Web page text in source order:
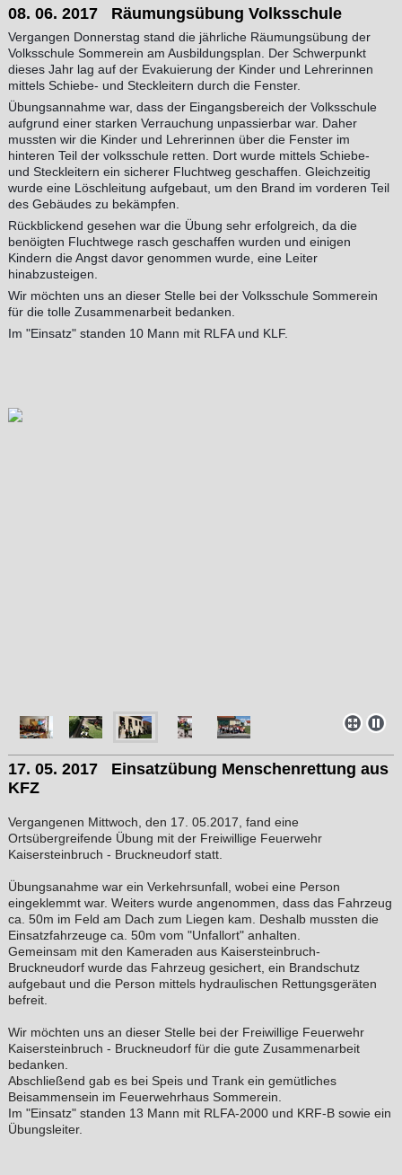
08. 06. 2017 Räumungsübung Volksschule
Vergangen Donnerstag stand die jährliche Räumungsübung der
Volksschule Sommerein am Ausbildungsplan. Der Schwerpunkt
dieses Jahr lag auf der Evakuierung der Kinder und Lehrerinnen
mittels Schiebe- und Steckleitern durch die Fenster.
Übungsannahme war, dass der Eingangsbereich der Volksschule
aufgrund einer starken Verrauchung unpassierbar war. Daher
mussten wir die Kinder und Lehrerinnen über die Fenster im
hinteren Teil der volksschule retten. Dort wurde mittels Schiebe-
und Steckleitern ein sicherer Fluchtweg geschaffen. Gleichzeitig
wurde eine Löschleitung aufgebaut, um den Brand im vorderen Teil
des Gebäudes zu bekämpfen.
Rückblickend gesehen war die Übung sehr erfolgreich, da die
benöigten Fluchtwege rasch geschaffen wurden und einigen
Kindern die Angst davor genommen wurde, eine Leiter
hinabzusteigen.
Wir möchten uns an dieser Stelle bei der Volksschule Sommerein
für die tolle Zusammenarbeit bedanken.
Im "Einsatz" standen 10 Mann mit RLFA und KLF.
17. 05. 2017 Einsatzübung Menschenrettung aus
KFZ
Vergangenen Mittwoch, den 17. 05.2017, fand eine
Ortsübergreifende Übung mit der Freiwillige Feuerwehr
Kaisersteinbruch - Bruckneudorf statt.
Übungsanahme war ein Verkehrsunfall, wobei eine Person
eingeklemmt war. Weiters wurde angenommen, dass das Fahrzeug
ca. 50m im Feld am Dach zum Liegen kam. Deshalb mussten die
Einsatzfahrzeuge ca. 50m vom "Unfallort" anhalten.
Gemeinsam mit den Kameraden aus Kaisersteinbruch-
Bruckneudorf wurde das Fahrzeug gesichert, ein Brandschutz
aufgebaut und die Person mittels hydraulischen Rettungsgeräten
befreit.
Wir möchten uns an dieser Stelle bei der Freiwillige Feuerwehr
Kaisersteinbruch - Bruckneudorf für die gute Zusammenarbeit
bedanken.
Abschließend gab es bei Speis und Trank ein gemütliches
Beisammensein im Feuerwehrhaus Sommerein.
Im "Einsatz" standen 13 Mann mit RLFA-2000 und KRF-B sowie ein
Übungsleiter.